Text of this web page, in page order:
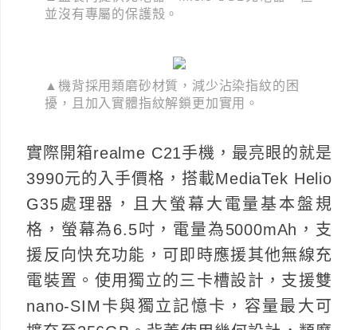
並沒有專屬的保護殼。
▲機背採用類磨砂材質，減少沾染指紋的困
擾，且加入實體指紋解鎖更加實用。
實際開箱realme C21手機，最亮眼的就是
3990元的入手價格，搭載MediaTek Helio
G35處理器，且大螢幕大電量基本盤規
格，螢幕為6.5吋，電量為5000mAh，支
援反向快充功能，可即時應援其他無線充
電裝置。使用獨立的三卡槽設計，支援雙
nano-SIM卡與獨立記憶卡，容量最大可